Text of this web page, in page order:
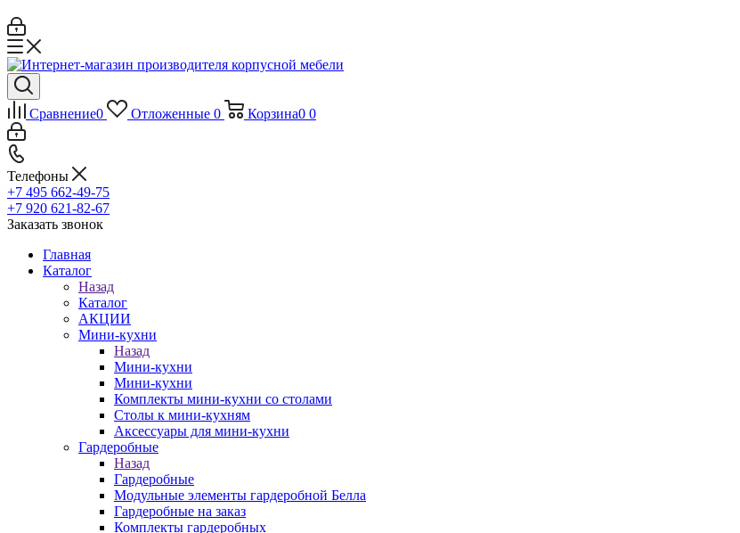
Сравнение0 Отложенные 0 Корзина0 0
Телефоны
+7 495 662-49-75
+7 920 621-82-67
Заказать звонок
Главная
Каталог
Назад
Каталог
АКЦИИ
Мини-кухни
Назад
Мини-кухни
Мини-кухни
Комплекты мини-кухни со столами
Столы к мини-кухням
Аксессуары для мини-кухни
Гардеробные
Назад
Гардеробные
Модульные элементы гардеробной Белла
Гардеробные на заказ
Комплекты гардеробных